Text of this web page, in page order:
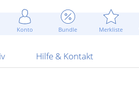
Konto Bundle Merkliste
Attrappen Blitzschnell...
Sommerpreise u.v.m.
ARS Pirotecnia
Hilfe & Kontakt
Kontaktformular
AGB